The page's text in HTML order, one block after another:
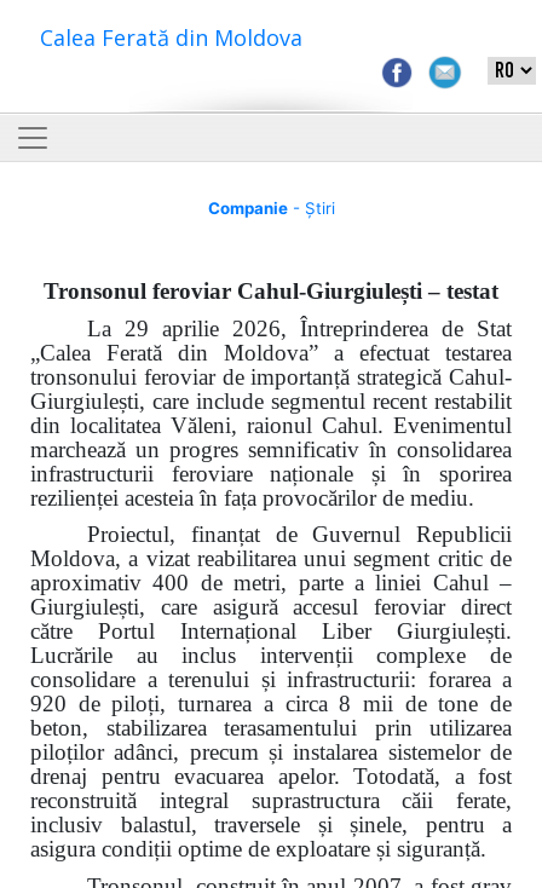
Calea Ferată din Moldova
Companie- Știri
Tronsonul feroviar Cahul-Giurgiulești – testat
La 29 aprilie 2026, Întreprinderea de Stat
„Calea Ferată din Moldova” a efectuat testarea
tronsonului feroviar de importanță strategică Cahul-
Giurgiulești, care include segmentul recent restabilit
din localitatea Văleni, raionul Cahul. Evenimentul
marchează un progres semnificativ în consolidarea
infrastructurii feroviare naționale și în sporirea
rezilienței acesteia în fața provocărilor de mediu.
Proiectul, finanțat de Guvernul Republicii
Moldova, a vizat reabilitarea unui segment critic de
aproximativ 400 de metri, parte a liniei Cahul –
Giurgiulești, care asigură accesul feroviar direct
către Portul Internațional Liber Giurgiulești.
Lucrările au inclus intervenții complexe de
consolidare a terenului și infrastructurii: forarea a
920 de piloți, turnarea a circa 8 mii de tone de
beton, stabilizarea terasamentului prin utilizarea
piloților adânci, precum și instalarea sistemelor de
drenaj pentru evacuarea apelor. Totodată, a fost
reconstruită integral suprastructura căii ferate,
inclusiv balastul, traversele și șinele, pentru a
asigura condiții optime de exploatare și siguranță.